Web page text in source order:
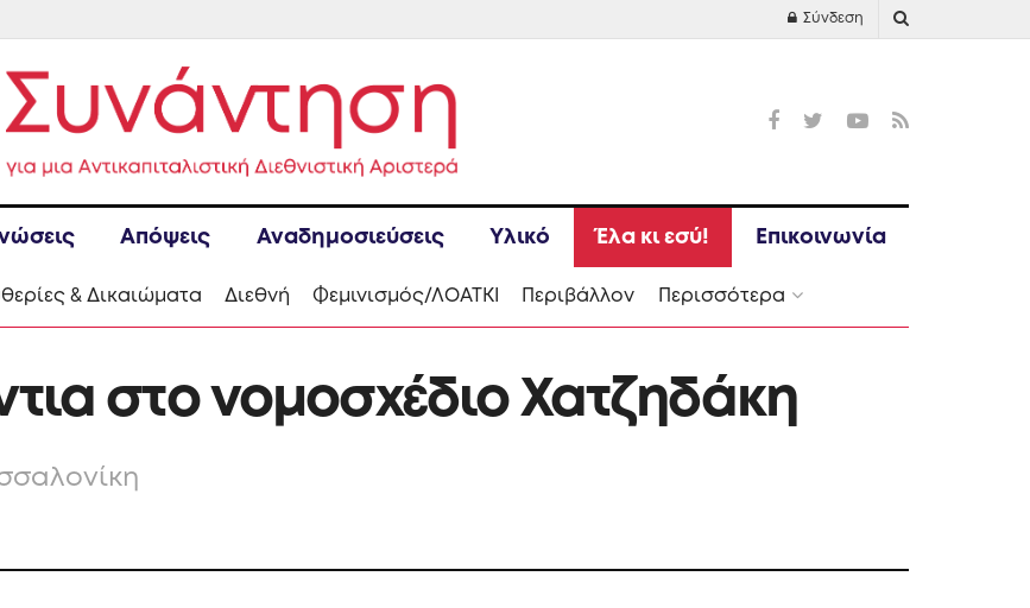
Σύνδεση
Απόψεις Αναδημοσιεύσεις Υλικό Έλα κι εσύ! Επικοινωνία
& Δικαιώματα Διεθνή Φεμινισμός/ΛΟΑΤΚΙ Περιβάλλον Περισσότερα
στο νομοσχέδιο Χατζηδάκη